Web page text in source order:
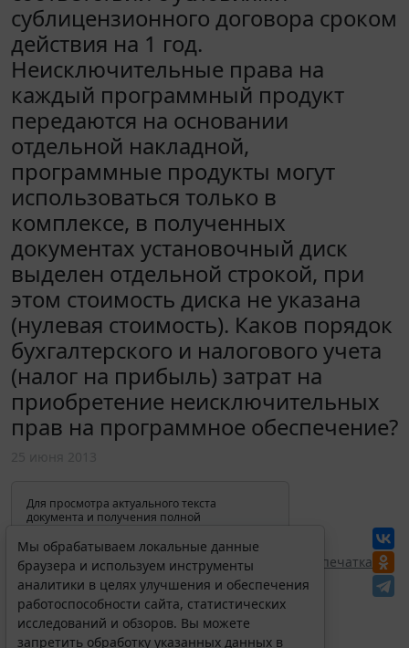
сублицензионного договора сроком
действия на 1 год.
Неисключительные права на
каждый программный продукт
передаются на основании
отдельной накладной,
программные продукты могут
использоваться только в
комплексе, в полученных
документах установочный диск
выделен отдельной строкой, при
этом стоимость диска не указана
(нулевая стоимость). Каков порядок
бухгалтерского и налогового учета
(налог на прибыль) затрат на
приобретение неисключительных
прав на программное обеспечение?
Для просмотра актуального текста
документа и получения полной
изменениях и порядке применения
документа, воспользуйтесь поиском в
Интернет-версии системы ГАРАНТ:
Перепечатка
Мы обрабатываем локальные данные
браузера и используем инструменты
аналитики в целях улучшения и обеспечения
работоспособности сайта, статистических
исследований и обзоров. Вы можете
запретить обработку указанных данных в